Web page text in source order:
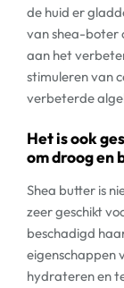
de huid er
van shea-boter
aan het
stimuleren van
verbeterde
Het is ook
om droog en
Shea butter is
zeer geschikt
beschadigd
eigenschappen
hydrateren en